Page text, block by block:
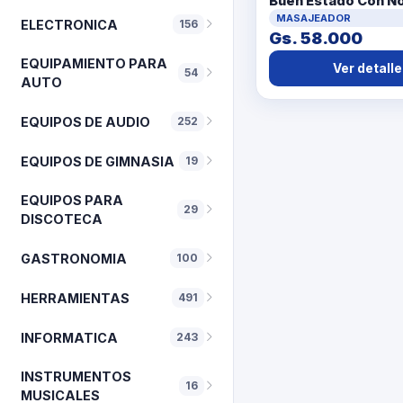
ELECTRONICA 156
EQUIPAMIENTO PARA
AUTO
54
EQUIPOS DE AUDIO 252
EQUIPOS DE GIMNASIA 19
EQUIPOS PARA
DISCOTECA
29
GASTRONOMIA 100
HERRAMIENTAS 491
INFORMATICA 243
INSTRUMENTOS
MUSICALES
16
Acc Con 3
MASAJEADOR
Gs. 58.000
Ver detalle